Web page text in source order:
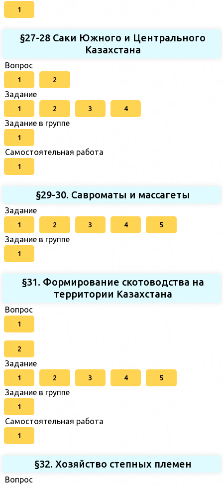
1
§27-28 Саки Южного и Центрального
Казахстана
Вопрос
1 2
Задание
1 2 3 4
Задание в группе
1
Самостоятельная работа
1
§29-30. Савроматы и массагеты
Задание
1 2 3 4 5
Задание в группе
1
§31. Формирование скотоводства на
территории Казахстана
Вопрос
1
2
Задание
1 2 3 4 5
Задание в группе
1
Самостоятельная работа
1
§32. Хозяйство степных племен
Вопрос